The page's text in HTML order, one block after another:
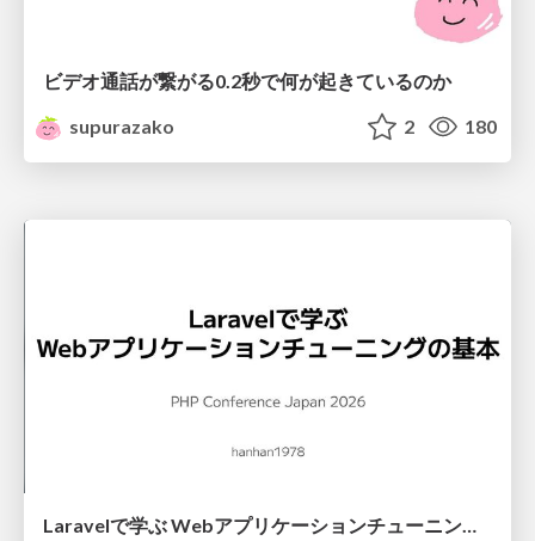
ビデオ通話が繋がる0.2秒で何が起きているのか
supurazako
2 180
Laravelで学ぶ Webアプリケーションチューニング入門/web_application_tuning_101